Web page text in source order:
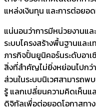
แหล่งเงินทุน และการต่อยอ
แน่นอนว่าการมีหน่วยงานแ
ระบบโครงสร้างพื้นฐานแล
ภารกิจปั้นยูนิคอร์นระดับอา
สิ่งที่สำคัญไม่ยิ่งหย่อนไปกว่
ส่วนในระบบนิเวศสามารถพ
รู้ แลกเปลี่ยนความคิดเห็นแ
ดิจิทัลเพื่อต่อยอดโอกาสทา